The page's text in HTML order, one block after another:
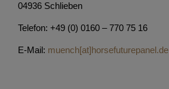
04936 Schlieben
Telefon: +49 (0) 0160 – 770 75 16
E-Mail: muench[at]horsefuturepanel.de